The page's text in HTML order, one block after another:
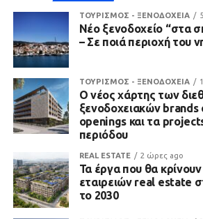
ΤΟΥΡΙΣΜΟΣ - ΞΕΝΟΔΟΧΕΙΑ
Νέο ξενοδοχείο “στα
– Σε ποιά περιοχή του
ΤΟΥΡΙΣΜΟΣ - ΞΕΝΟΔΟΧΕΙΑ
Ο νέος χάρτης των
ξενοδοχειακών brands
openings και τα
περιόδου
REAL ESTATE 2 ώρες ago
Τα έργα που θα
εταιρειών real estate
το 2030